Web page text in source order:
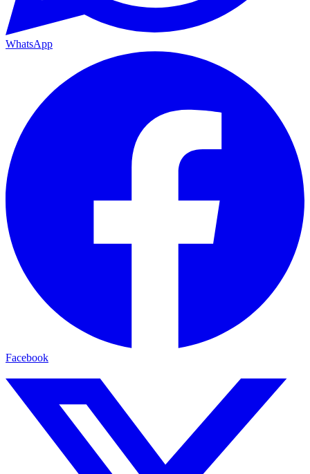
WhatsApp
Facebook